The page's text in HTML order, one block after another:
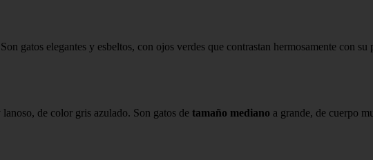
gatos elegantes y esbeltos, con ojos verdes que contrastan hermosamente con
lanoso, de color gris azulado. Son gatos de tamaño mediano a grande, de cuerpo